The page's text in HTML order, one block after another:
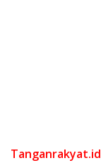
Tanganrakyat.id